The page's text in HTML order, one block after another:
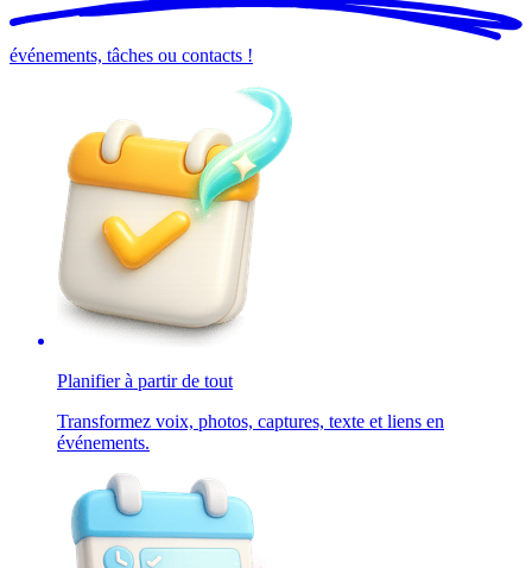
événements, tâches ou contacts !
Planifier à partir de tout
Transformez voix, photos, captures, texte et liens en
événements.